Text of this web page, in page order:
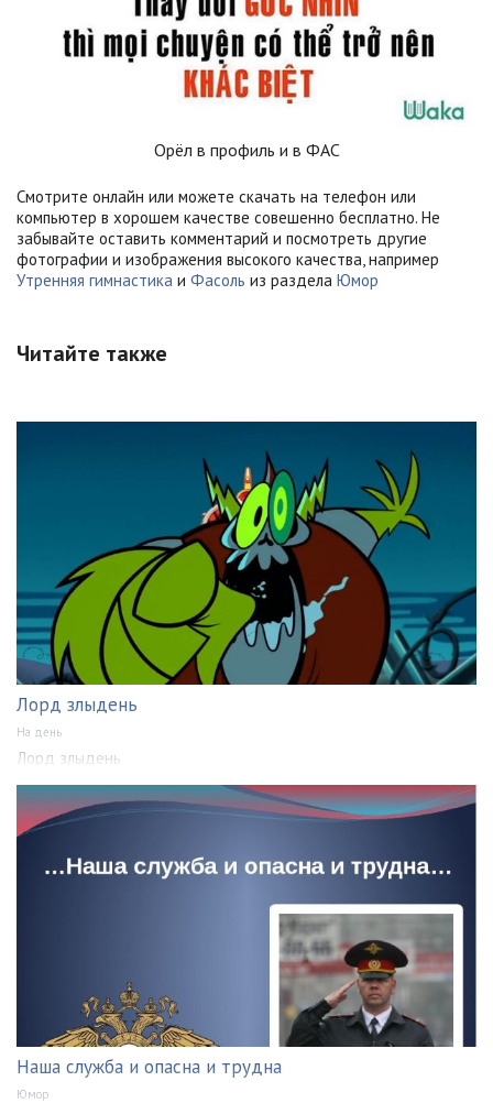
Орёл в профиль и в ФАС
Смотрите онлайн или можете скачать на телефон или
компьютер в хорошем качестве совешенно бесплатно. Не
забывайте оставить комментарий и посмотреть другие
фотографии и изображения высокого качества, например
Утренняя гимнастика и Фасоль из раздела Юмор
Читайте также
Лорд злыдень
На день
Лорд злыдень
Наша служба и опасна и трудна
Юмор